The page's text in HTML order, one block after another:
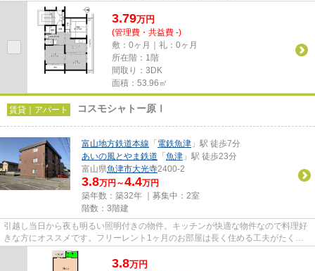
3.79万円
(管理費・共益費 -)
敷：0ヶ月｜礼：0ヶ月
所在階：1階
間取り：3DK
面積：53.96㎡
賃貸｜アパート コスモシャトー原Ⅰ
富山地方鉄道本線 「 電鉄魚津 」駅 徒歩7分
あいの風とやま鉄道 「 魚津 」駅 徒歩23分
富山県魚津市大光寺2400-2
3.8万円～4.4万円
築年数：築32年 ｜募集中： 2室
階数：3階建
引越し当日から夜も明るい照明付きの物件。キッチンが快適な物件なので料理好
きな方にオススメです。フリーレント1ヶ月のお部屋は長く住める工夫がたくさ
んあります。賃料4万円のアパ...
3.8万円